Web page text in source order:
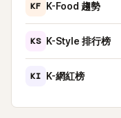
KF K-Food 趨勢
KS K-Style 排行榜
KI K-網紅榜